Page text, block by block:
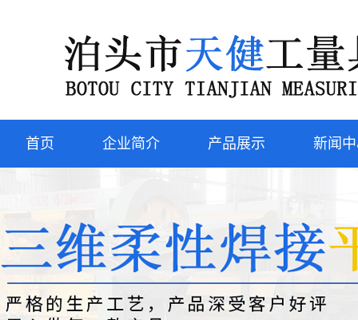
首页 企业简介 产品展示 新闻